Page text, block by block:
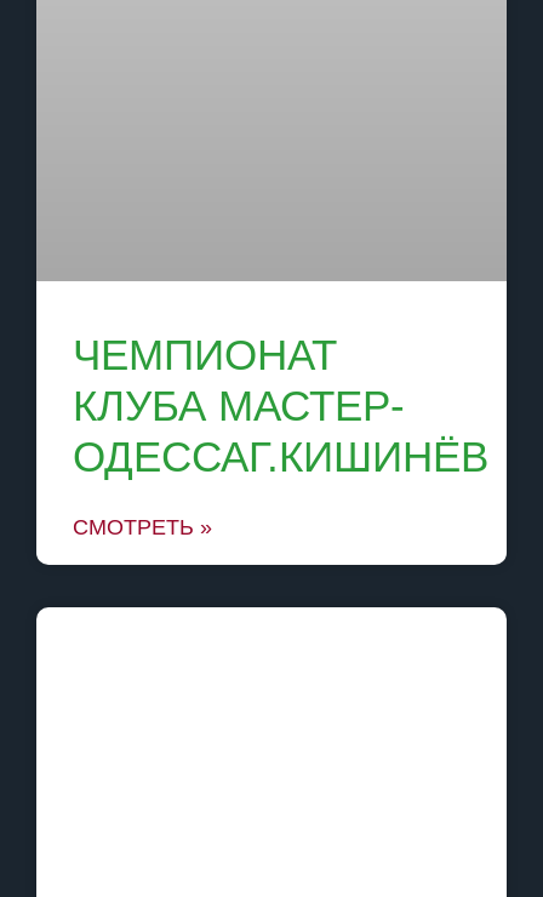
ЧЕМПИОНАТ
КЛУБА МАСТЕР-
ОДЕССАГ.КИШИНЁВ
СМОТРЕТЬ »